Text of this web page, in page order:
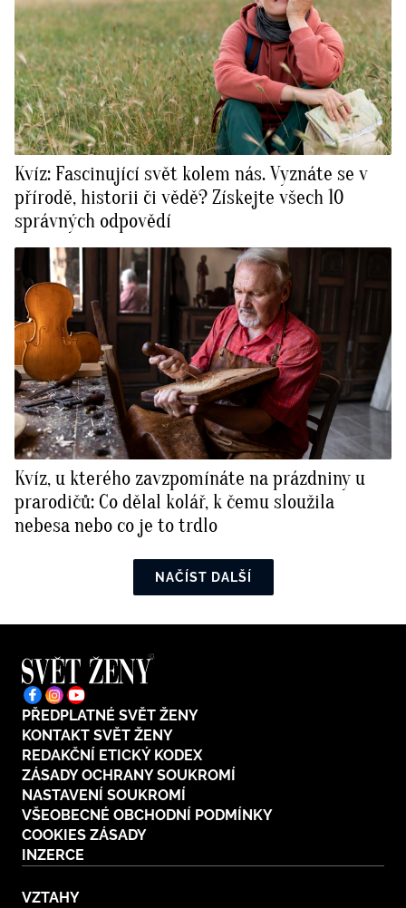
Kvíz: Fascinující svět kolem nás. Vyznáte se v
přírodě, historii či vědě? Získejte všech 10
správných odpovědí
Kvíz, u kterého zavzpomínáte na prázdniny u
prarodičů: Co dělal kolář, k čemu sloužila
nebesa nebo co je to trdlo
NAČÍST DALŠÍ
PŘEDPLATNÉ SVĚT ŽENY
KONTAKT SVĚT ŽENY
REDAKČNÍ ETICKÝ KODEX
ZÁSADY OCHRANY SOUKROMÍ
NASTAVENÍ SOUKROMÍ
VŠEOBECNÉ OBCHODNÍ PODMÍNKY
COOKIES ZÁSADY
INZERCE
VZTAHY